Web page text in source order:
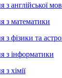
з англійської
з математики
з фізики та
з інформатики
з хімії